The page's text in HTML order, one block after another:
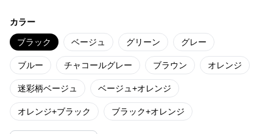
カラー
ブラック ベージュ グリーン グレー
ブルー チャコールグレー ブラウン オレンジ
迷彩柄ベージュ ベージュ+オレンジ
オレンジ+ブラック ブラック+オレンジ